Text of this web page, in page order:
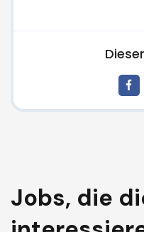
Jobs, die